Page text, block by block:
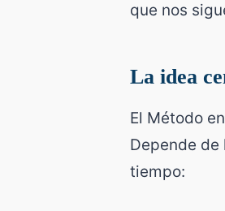
que nos
La idea
El Método
Depende de
tiempo: